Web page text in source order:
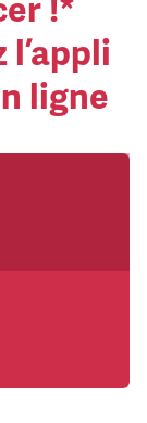
!*
ligne